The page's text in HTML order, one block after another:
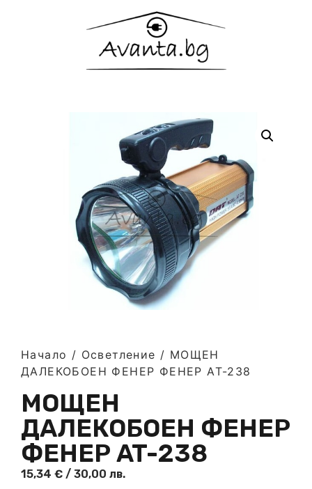
Начало / Осветление / МОЩЕН
ДАЛЕКОБОЕН ФЕНЕР ФЕНЕР AT-238
МОЩЕН
ДАЛЕКОБОЕН ФЕНЕР
ФЕНЕР AT-238
15,34 € / 30,00 лв.